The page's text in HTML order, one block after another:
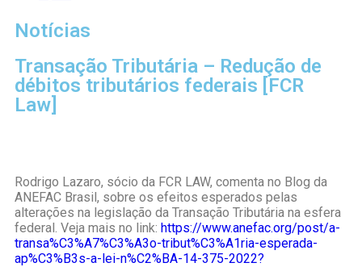
Notícias
Transação Tributária – Redução de
débitos tributários federais [FCR
Law]
Rodrigo Lazaro, sócio da FCR LAW, comenta no Blog da
ANEFAC Brasil, sobre os efeitos esperados pelas
alterações na legislação da Transação Tributária na esfera
federal. Veja mais no link: https://www.anefac.org/post/a-
transa%C3%A7%C3%A3o-tribut%C3%A1ria-esperada-
ap%C3%B3s-a-lei-n%C2%BA-14-375-2022?